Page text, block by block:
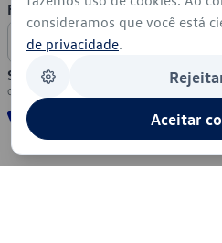
Formas de Pagamento
Segurança
consideramos que você está
de privacidade.
Aceitar